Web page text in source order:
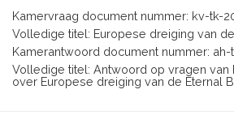
Kamervraag document nummer: kv-tk-
Volledige titel: Europese dreiging van
Kamerantwoord document nummer: ah-
Volledige titel: Antwoord op vragen van
over Europese dreiging van de Eternal